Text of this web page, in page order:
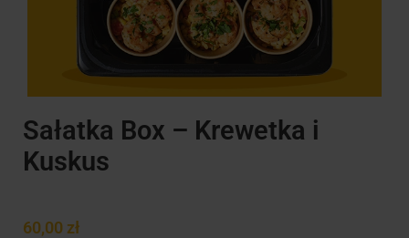
Sałatka Box – Krewetka i
Kuskus
60,00 zł